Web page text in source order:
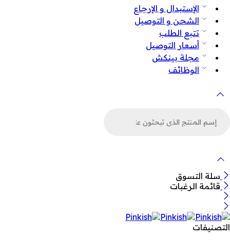
الإستبدال و الإرجاع
الشحن و التوصيل
تتبع الطلب
أسعار التوصيل
مجلة بينكش
الوظائف
سلة التسوق
قائمة الرغبات
التصنيفات